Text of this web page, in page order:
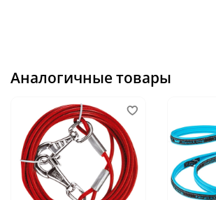
Аналогичные товары